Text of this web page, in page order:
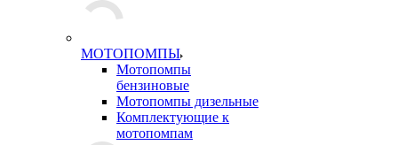
МОТОПОМПЫ
Мотопомпы
бензиновые
Мотопомпы дизельные
Комплектующие к
мотопомпам